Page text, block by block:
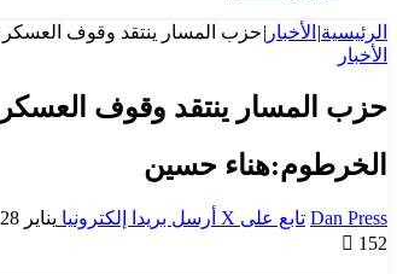
الرئيسية| الأخبار |حزب المسار ينتقد وقوف العسكر
الأخبار
حزب المسار ينتقد وقوف
الخرطوم:هناء حسين
Dan Press تابع على X أرسل بريدا إلكترونيا يناير 28, 2023
152